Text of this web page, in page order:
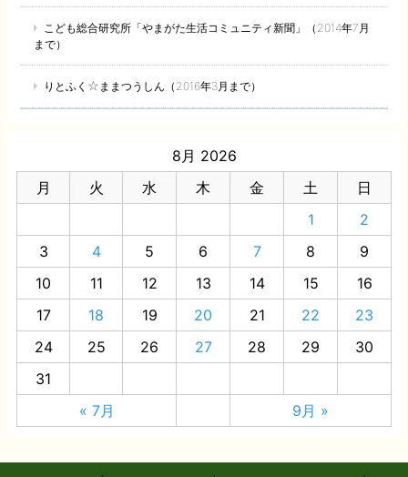
こども総合研究所「やまがた生活コミュニティ新聞」（2014年7月
まで）
りとふく☆ままつうしん（2016年3月まで）
8月 2026
月
火 水 木 金 土
日
1
2
3
4 5 6 7 8
9
10
11 12 13 14 15
16
17
18 19 20 21 22
23
24
25 26 27 28 29
30
31
« 7月
9月 »